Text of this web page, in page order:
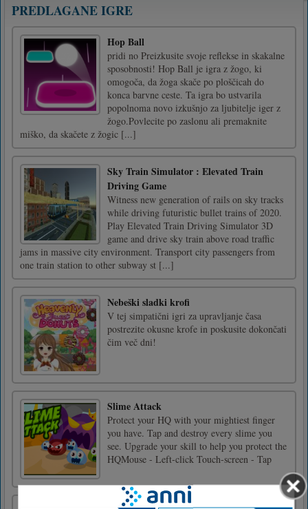
PREDLAGANE IGRE
Hop Ball
pridi no Preizkusite svoje reflekse in skakalne
sposobnosti! Hop Ball je igra z žogo, ki
omogoča, da žoga skače po ploščicah do
konca barvne ceste. Ta igra bo ustvarila
popolnoma novo izkušnjo za ljubitelje iger z
žogo.Povlecite po zaslonu ali premaknite
miško, da skačete z žogic [...]
Sky Train Simulator : Elevated Train
Driving Game
Witness new generation of rails on sky tracks
while driving futuristic bullet trains of 2020.
Play Elevated Train Driving Simulator 3D
game and drive sky train above road traffic
jams in massive city environment. Transport city passengers from
one train station to other subway st [...]
Nebeški sladki krofi
V tej simpatični igri za upravljanje časa
postrezite okusne krofe in poskusite dokončati
čim več dni!
Slime Attack
Protect your HQ with your mightiest finger
you have. Tap and destroy every slime you
see. Upgrade your skill to help you protect the
HQMouse - Left-click Touch-screen - Tap